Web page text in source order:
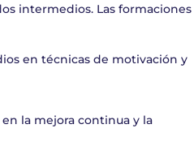
intermedios. Las formaciones
en técnicas de motivación y
la mejora continua y la